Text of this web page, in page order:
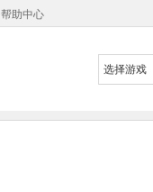
帮助中心
选择游戏